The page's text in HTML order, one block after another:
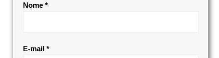
Nome *
E-mail *